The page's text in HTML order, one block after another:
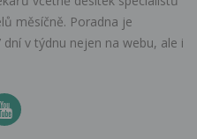
měsíčně. Poradna je
v týdnu nejen na webu, ale i